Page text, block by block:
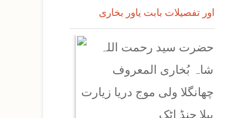
اور تفصیلات بابت یاور بخاری